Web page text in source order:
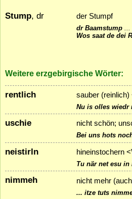
Stump, dr der Stumpf
dr Baamstump...
Wos saat de dei
Weitere erzgebirgische Wörter:
rentlich sauber (reinlich)
Nu is olles wiedr
uschie nicht schön;
Bei uns hots
neistirln hineinstochern
Tu när net esu
nimmeh nicht mehr (auch
... itze tuts